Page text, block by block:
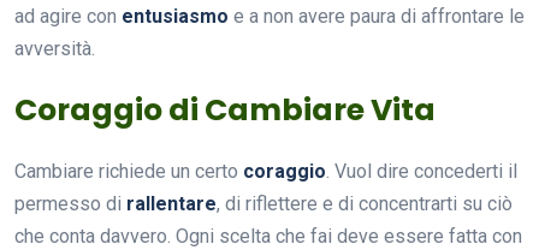
ad agire con entusiasmo e a non avere paura di affrontare le
avversità.
Coraggio di Cambiare Vita
Cambiare richiede un certo coraggio. Vuol dire concederti il
permesso di rallentare, di riflettere e di concentrarti su ciò
che conta davvero. Ogni scelta che fai deve essere fatta con